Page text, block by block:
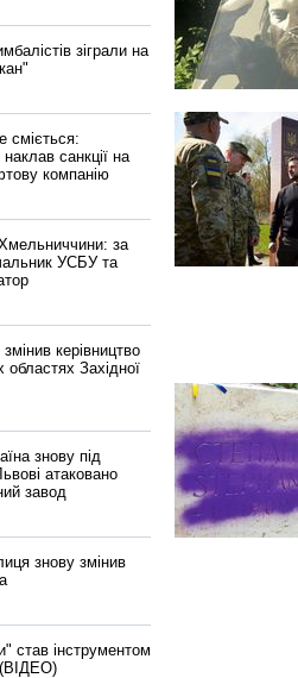
зіграли на
сміється:
санкції на
компанію
за
УСБУ та
керівництво
Західної
знову під
атаковано
завод
знову змінив
став інструментом
(ВІДЕО)